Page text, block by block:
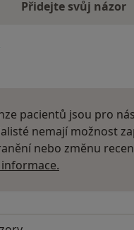
Přidejte svůj názor
pacientů jsou pro
nemají možnost
nebo změnu